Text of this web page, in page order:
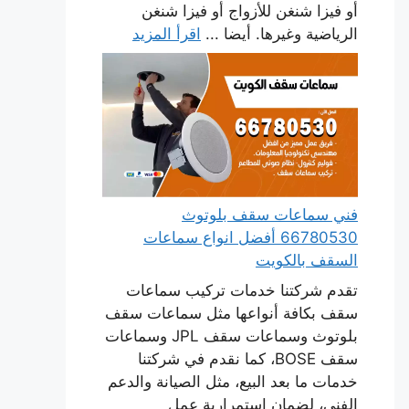
أو فيزا شنغن للأزواج أو فيزا شنغن
الرياضية وغيرها. أيضا ... اقرأ المزيد
فني سماعات سقف بلوتوث
66780530 أفضل انواع سماعات
السقف بالكويت
تقدم شركتنا خدمات تركيب سماعات
سقف بكافة أنواعها مثل سماعات سقف
بلوتوث وسماعات سقف JPL وسماعات
سقف BOSE، كما نقدم في شركتنا
خدمات ما بعد البيع، مثل الصيانة والدعم
الفني، لضمان استمرارية عمل